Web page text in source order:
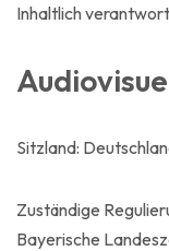
Inhaltlich
Sitzland:
Zuständige
Bayerische